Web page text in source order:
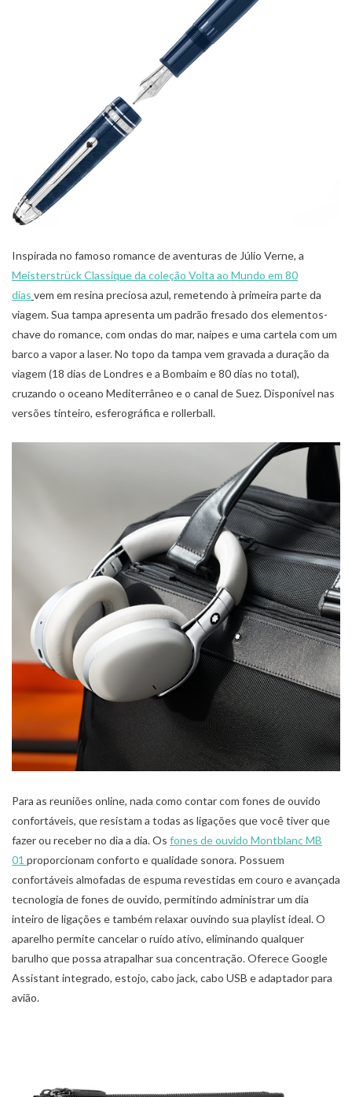
Inspirada no famoso romance de aventuras de Júlio Verne, a
Meisterstrück Classique da coleção Volta ao Mundo em 80
dias vem em resina preciosa azul, remetendo à primeira parte da
viagem. Sua tampa apresenta um padrão fresado dos elementos-
chave do romance, com ondas do mar, naipes e uma cartela com um
barco a vapor a laser. No topo da tampa vem gravada a duração da
viagem (18 dias de Londres e a Bombaim e 80 dias no total),
cruzando o oceano Mediterrâneo e o canal de Suez. Disponível nas
versões tinteiro, esferográfica e rollerball.
Para as reuniões online, nada como contar com fones de ouvido
confortáveis, que resistam a todas as ligações que você tiver que
fazer ou receber no dia a dia. Os fones de ouvido Montblanc MB
01 proporcionam conforto e qualidade sonora. Possuem
confortáveis almofadas de espuma revestidas em couro e avançada
tecnologia de fones de ouvido, permitindo administrar um dia
inteiro de ligações e também relaxar ouvindo sua playlist ideal. O
aparelho permite cancelar o ruído ativo, eliminando qualquer
barulho que possa atrapalhar sua concentração. Oferece Google
Assistant integrado, estojo, cabo jack, cabo USB e adaptador para
avião.